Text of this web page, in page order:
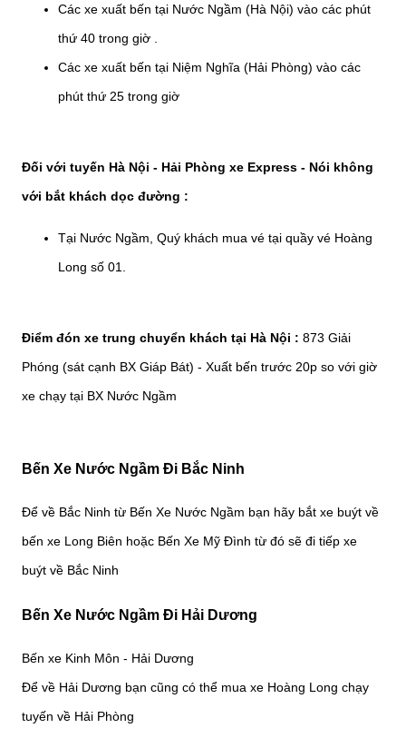
Các xe xuất bến tại Nước Ngầm (Hà Nội) vào các phút
thứ 40 trong giờ .
Các xe xuất bến tại Niệm Nghĩa (Hải Phòng) vào các
phút thứ 25 trong giờ
Đối với tuyến Hà Nội - Hải Phòng xe Express - Nói không
với bắt khách dọc đường :
Tại Nước Ngầm, Quý khách mua vé tại quầy vé Hoàng
Long số 01.
Điểm đón xe trung chuyển khách tại Hà Nội : 873 Giải
Phóng (sát cạnh BX Giáp Bát) - Xuất bến trước 20p so với giờ
xe chạy tại BX Nước Ngầm
Bến Xe Nước Ngầm Đi Bắc Ninh
Để về Bắc Ninh từ Bến Xe Nước Ngầm bạn hãy bắt xe buýt về
bến xe Long Biên hoặc Bến Xe Mỹ Đình từ đó sẽ đi tiếp xe
buýt về Bắc Ninh
Bến Xe Nước Ngầm Đi Hải Dương
Bến xe Kinh Môn - Hải Dương
Để về Hải Dương bạn cũng có thể mua xe Hoàng Long chạy
tuyến về Hải Phòng